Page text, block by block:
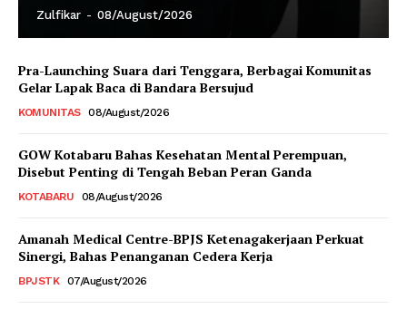
Zulfikar - 08/August/2026
Pra-Launching Suara dari Tenggara, Berbagai Komunitas
Gelar Lapak Baca di Bandara Bersujud
KOMUNITAS 08/August/2026
GOW Kotabaru Bahas Kesehatan Mental Perempuan,
Disebut Penting di Tengah Beban Peran Ganda
KOTABARU 08/August/2026
Amanah Medical Centre-BPJS Ketenagakerjaan Perkuat
Sinergi, Bahas Penanganan Cedera Kerja
BPJSTK 07/August/2026